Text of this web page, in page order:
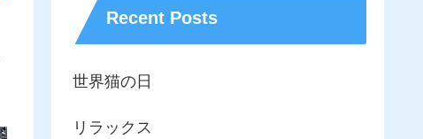
Recent Posts
世界猫の日
リラックス